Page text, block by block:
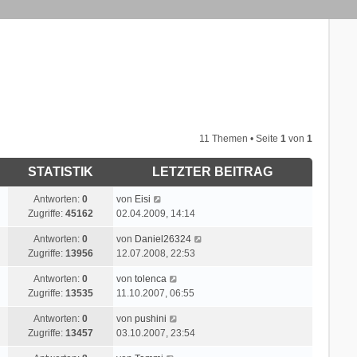
11 Themen • Seite1 von1
STATISTIK LETZTER BEITRAG
Antworten: 0
Zugriffe: 45162
L
e
z
t
r
B
i
von Eisi
02.04.2009, 14:14
Antworten: 0
Zugriffe: 13956
L
e
z
t
r
B
von Daniel26324
12.07.2008, 22:53
Antworten: 0
Zugriffe: 13535
L
e
z
t
von tolenca
11.10.2007, 06:55
Antworten: 0
Zugriffe: 13457
L
e
von pushini
03.10.2007, 23:54